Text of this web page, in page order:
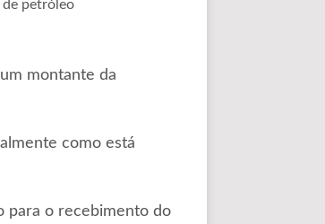
de petróleo
montante da
como está
para o recebimento do